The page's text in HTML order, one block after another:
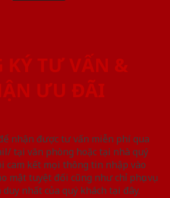
KÝ TƯ VẤN &
ƯU ĐÃI
nhận được tư vấn miễn phí qua
tại văn phòng hoặc tại nhà quý
cam kết mọi thông tin nhập vào
mật tuyệt đối cũng như chỉ phục vụ
nhất của quý khách tại đây.